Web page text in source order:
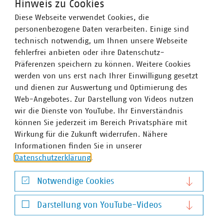
© Maximilian Forster, VKU e.V
Mit Klimagasbilanzen zur nachhaltigen
Berichterstattung: Bericht zur Arbeitsgruppe
Klimagasbilanzierung
10.06.2025
2023 gründete die VKU-Landesgruppe Küstenländer die
AG „Klimagasbilanzierung“ mit dem Ziel, eine praxisnahe
Handlungsempfehlung zur Klimagasbilanzierung für die
kommunale Abfallwirtschaft zu erstellen. Diese wurde
nun veröffentlicht.
Hinweis zu Cookies
Diese Webseite verwendet Cookies, die
personenbezogene Daten verarbeiten. Einige sind
technisch notwendig, um Ihnen unsere Webseite
fehlerfrei anbieten oder ihre Datenschutz-
Präferenzen speichern zu können. Weitere Cookies
werden von uns erst nach Ihrer Einwilligung gesetzt
und dienen zur Auswertung und Optimierung des
Web-Angebotes. Zur Darstellung von Videos nutzen
wir die Dienste von YouTube. Ihr Einverständnis
können Sie jederzeit im Bereich Privatsphäre mit
Wirkung für die Zukunft widerrufen. Nähere
Informationen finden Sie in unserer
Datenschutzerklärung
Notwendige Cookies
Notwendige Cookies
Darstellung von YouTube-Videos